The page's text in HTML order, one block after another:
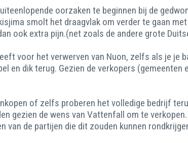
oorzaken te beginnen bij de
smolt het draagvlak om verder te gaan
ook extra pijn.(net zoals de andere grote
voor het verwerven van Nuon, zelfs als je je
dik terug. Gezien de verkopers (gemeenten
of zelfs proberen het volledige bedrijf
gezien de wens van Vattenfall om te
van de partijen die dit zouden kunnen